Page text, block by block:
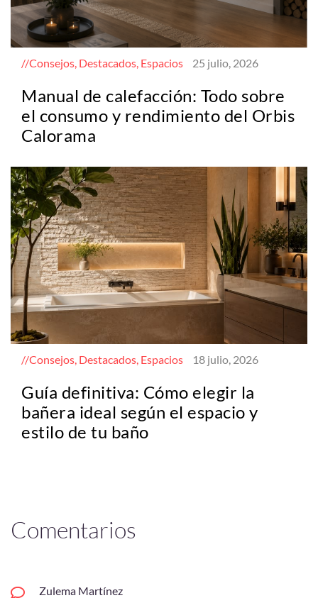
Consejos, Destacados, Espacios 25 julio, 2026
Manual de calefacción: Todo sobre
el consumo y rendimiento del Orbis
Calorama
Consejos, Destacados, Espacios 18 julio, 2026
Guía definitiva: Cómo elegir la
bañera ideal según el espacio y
estilo de tu baño
Comentarios
Zulema Martínez